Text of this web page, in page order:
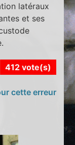
latéraux
et ses
412 vote(s)
cette erreur